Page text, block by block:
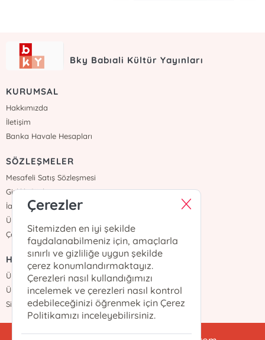
Bky Babıali Kültür Yayınları
KURUMSAL
Hakkımızda
İletişim
Banka Havale Hesapları
SÖZLEŞMELER
Mesafeli Satış Sözleşmesi
Gizlilik Sözleşmesi
İade ve Teslimat
Üyelik Sözleşmesi
Çerez Politikası
HIZLI ERİŞİM
Üye Ol
Üye Girişi
Sipariş Takip
Çerezler
Sitemizden en iyi şekilde
faydalanabilmeniz için, amaçlarla
sınırlı ve gizliliğe uygun şekilde
çerez konumlandırmaktayız.
Çerezleri nasıl kullandığımızı
incelemek ve çerezleri nasıl kontrol
edebileceğinizi öğrenmek için Çerez
Politikamızı inceleyebilirsiniz.